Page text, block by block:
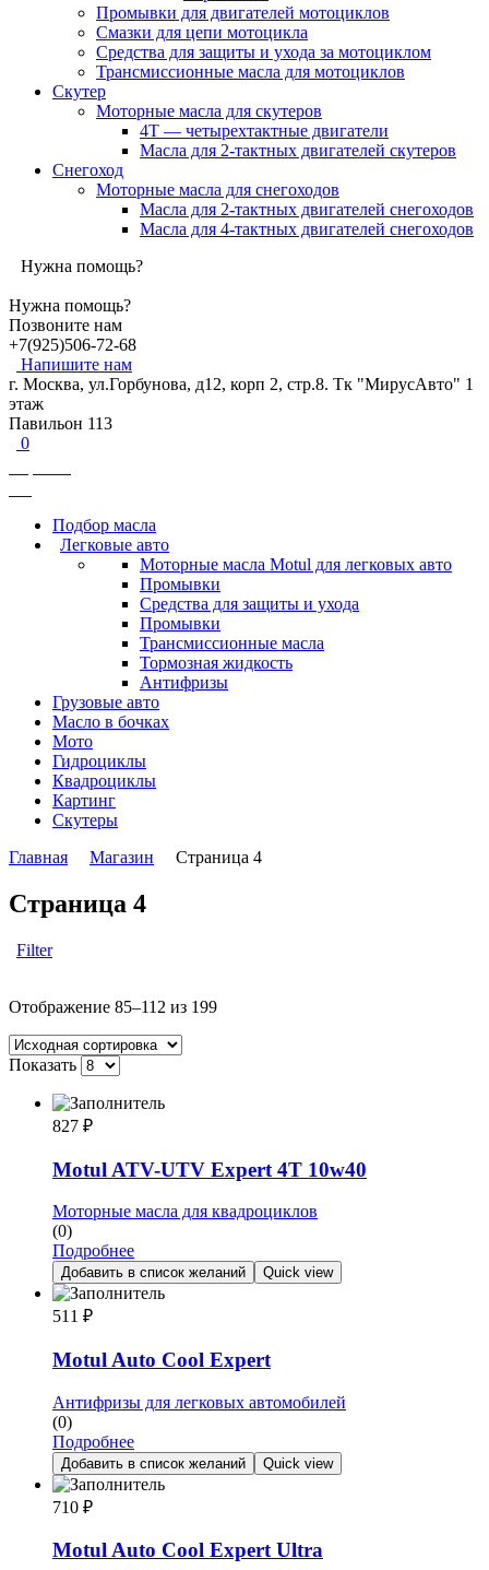
Промывки для двигателей мотоциклов
Смазки для цепи мотоцикла
Средства для защиты и ухода за мотоциклом
Трансмиссионные масла для мотоциклов
Скутер
Моторные масла для скутеров
4Т — четырехтактные двигатели
Масла для 2-тактных двигателей скутеров
Снегоход
Моторные масла для снегоходов
Масла для 2-тактных двигателей снегоходов
Масла для 4-тактных двигателей снегоходов
Нужна помощь?
Нужна помощь?
Позвоните нам
+7(925)506-72-68
Напишите нам
г. Москва, ул.Горбунова, д12, корп 2, стр.8. Тк "МирусАвто" 1
этаж
Павильон 113
0
Подбор масла
Легковые авто
Моторные масла Motul для легковых авто
Промывки
Средства для защиты и ухода
Промывки
Трансмиссионные масла
Тормозная жидкость
Антифризы
Грузовые авто
Масло в бочках
Мото
Гидроциклы
Квадроциклы
Картинг
Скутеры
Главная
Магазин Страница 4
Страница 4
Filter
Отображение 85–112 из 199
Показать
827 ₽
Motul ATV-UTV Expert 4T 10w40
Моторные масла для квадроциклов
(0)
Подробнее
Добавить в список желаний Quick view
511 ₽
Motul Auto Cool Expert
Антифризы для легковых автомобилей
(0)
Подробнее
Добавить в список желаний Quick view
710 ₽
Motul Auto Cool Expert Ultra